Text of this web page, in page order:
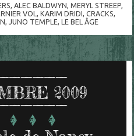
ALEC BALDWYN ,MERYL STREEP
VOL KARIM DRIDI CRACKS
JUNO TEMPLE LE BEL ÂGE
2009